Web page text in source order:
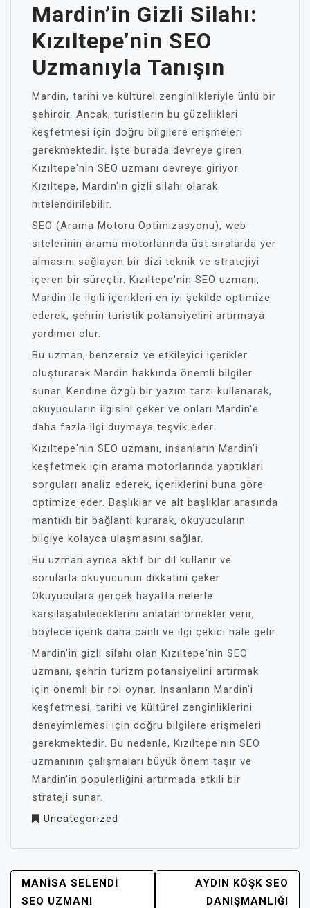
Mardin’in Gizli Silahı:
Kızıltepe’nin SEO
Uzmanıyla Tanışın
Mardin, tarihi ve kültürel zenginlikleriyle ünlü bir
şehirdir. Ancak, turistlerin bu güzellikleri
keşfetmesi için doğru bilgilere erişmeleri
gerekmektedir. İşte burada devreye giren
Kızıltepe'nin SEO uzmanı devreye giriyor.
Kızıltepe, Mardin'in gizli silahı olarak
nitelendirilebilir.
SEO (Arama Motoru Optimizasyonu), web
sitelerinin arama motorlarında üst sıralarda yer
almasını sağlayan bir dizi teknik ve stratejiyi
içeren bir süreçtir. Kızıltepe'nin SEO uzmanı,
Mardin ile ilgili içerikleri en iyi şekilde optimize
ederek, şehrin turistik potansiyelini artırmaya
yardımcı olur.
Bu uzman, benzersiz ve etkileyici içerikler
oluşturarak Mardin hakkında önemli bilgiler
sunar. Kendine özgü bir yazım tarzı kullanarak,
okuyucuların ilgisini çeker ve onları Mardin'e
daha fazla ilgi duymaya teşvik eder.
Kızıltepe'nin SEO uzmanı, insanların Mardin'i
keşfetmek için arama motorlarında yaptıkları
sorguları analiz ederek, içeriklerini buna göre
optimize eder. Başlıklar ve alt başlıklar arasında
mantıklı bir bağlantı kurarak, okuyucuların
bilgiye kolayca ulaşmasını sağlar.
Bu uzman ayrıca aktif bir dil kullanır ve
sorularla okuyucunun dikkatini çeker.
Okuyuculara gerçek hayatta nelerle
karşılaşabileceklerini anlatan örnekler verir,
böylece içerik daha canlı ve ilgi çekici hale gelir.
Mardin'in gizli silahı olan Kızıltepe'nin SEO
uzmanı, şehrin turizm potansiyelini artırmak
için önemli bir rol oynar. İnsanların Mardin'i
keşfetmesi, tarihi ve kültürel zenginliklerini
deneyimlemesi için doğru bilgilere erişmeleri
gerekmektedir. Bu nedenle, Kızıltepe'nin SEO
uzmanının çalışmaları büyük önem taşır ve
Mardin'in popülerliğini artırmada etkili bir
strateji sunar.
Uncategorized
YAZI
GEZINMESI
MANISA SELENDI
SEO UZMANI
AYDIN KÖŞK SEO
DANIŞMANLIĞI